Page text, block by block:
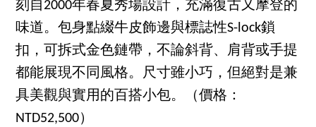
刻自2000年春夏秀場設計，充滿復古又摩登的
味道。包身點綴牛皮飾邊與標誌性S-lock鎖
扣，可拆式金色鏈帶，不論斜背、肩背或手提
都能展現不同風格。尺寸雖小巧，但絕對是兼
具美觀與實用的百搭小包。（價格：
NTD52,500）